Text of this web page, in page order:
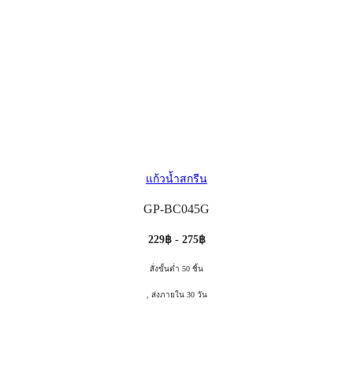
แก้วน้ำสกรีน
GP-BC045G
229฿ - 275฿
สั่งขั้นต่ำ 50 ชิ้น
, ส่งภายใน 30 วัน